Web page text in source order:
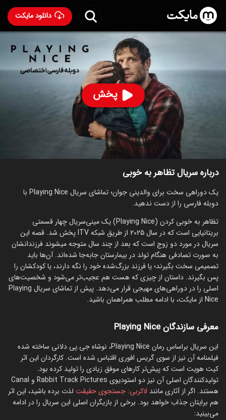
دانلود مایکت
پخش
سریال تظاهر به خوبی با دوبله فارسی - Playing Nice 2025
۵ 75 ۷.۰
ساخت بریتانیا سال 2025
رده سنی ۱۸+
درام
توضیحات قسمت‌ها
درباره سریال تظاهر به خوبی
یک دوراهی سخت برای والدینی جوان؛ تماشای سریال Playing Nice با
دوبله فارسی را از دست ندهید.
تظاهر به خوبی کردن (Playing Nice) یک مینی‌سریال چهار قسمتی
بریتانیایی است که در سال 2025 از طریق شبکه ITV پخش شد. قصه این
سریال در مورد دو زوج است که بعد از چند سال متوجه میشوند فرزندانشان
به صورت تصادفی هنگام تولد در بیمارستان جابه‌جا شده‌اند. آن‌ها باید
تصمیمی سخت بگیرند؛ یا فرزند بزرگ‌شده خود را نگه دارند، یا کودکشان را
پس بگیرند. داستان از چیزی که هست هم عجیب‌تر می‌شود و شخصیت‌های
اصلی را در دوراهی‌های مهیجی قرار می‌دهد. پیش از تماشای سریال Playing
Nice از مایکت، با ادامه مطلب همراهمان باشید.
معرفی سازندگان Playing Nice
این سریال براساس رمان Playing Nice، نوشاه جی.پی دلانی ساخته شده
فیلمنامه آن نیز از سوی گریس افوری اقتباس شده است. کارگردان این اثر
کیت هویت است که پیش‌تر کارهای موفق زیادی را تولید کرده بود.
تولیدکنندگان اصلی آن نیز دو استودیوی Rabbit Track Pictures و Canal
هستند. اگر از آثاری مانند لاکربی: جستجوی حقیقت لذت برده باشید، این اثر
هم برایتان جذاب خواهد بود. برخی از بازیگران اصلی این سریال را در ادامه
می‌بینید: